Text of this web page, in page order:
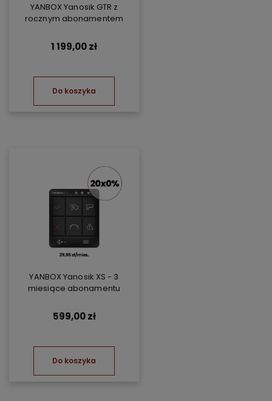
YANBOX Yanosik GTR z
rocznym abonamentem
1 199,00 zł
Do koszyka
YANBOX Yanosik XS - 3
miesiące abonamentu
599,00 zł
Do koszyka